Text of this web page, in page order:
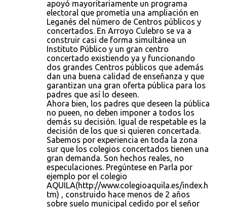
apoyó mayoritariamente un programa
electoral que prometía una ampliación en
Leganés del número de Centros públicos y
concertados. En Arroyo Culebro se va a
construir casi de forma simultánea un
Instituto Público y un gran centro
concertado existiendo ya y funcionando
dos grandes Centros públicos que además
dan una buena calidad de enseñanza y que
garantizan una gran oferta pública para los
padres que así lo deseen.
Ahora bien, los padres que deseen la pública
no pueen, no deben imponer a todos los
demás su decisión. Igual de respetable es la
decisión de los que si quieren concertada.
Sabemos por experiencia en toda la zona
sur que los colegios concertados tienen una
gran demanda. Son hechos reales, no
especulaciones. Pregúntese en Parla por
ejemplo por el colegio
AQUILA(http://www.colegioaquila.es/index.h
tm) , construido hace menos de 2 años
sobre suelo municipal cedido por el señor